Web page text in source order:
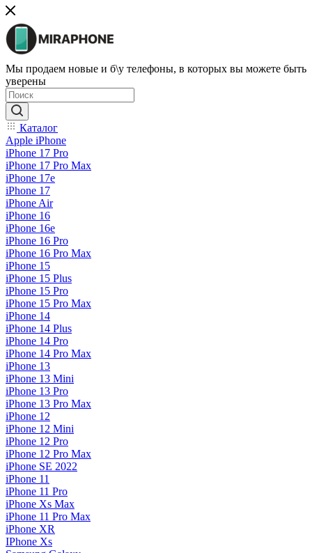
Мы продаем новые и б\у телефоны, в которых вы можете быть
уверены
Каталог
Apple iPhone
iPhone 17 Pro
iPhone 17 Pro Max
iPhone 17e
iPhone 17
iPhone Air
iPhone 16
iPhone 16e
iPhone 16 Pro
iPhone 16 Pro Max
iPhone 15
iPhone 15 Plus
iPhone 15 Pro
iPhone 15 Pro Max
iPhone 14
iPhone 14 Plus
iPhone 14 Pro
iPhone 14 Pro Max
iPhone 13
iPhone 13 Mini
iPhone 13 Pro
iPhone 13 Pro Max
iPhone 12
iPhone 12 Mini
iPhone 12 Pro
iPhone 12 Pro Max
iPhone SE 2022
iPhone 11
iPhone 11 Pro
iPhone Xs Max
iPhone 11 Pro Max
iPhone XR
IPhone Xs